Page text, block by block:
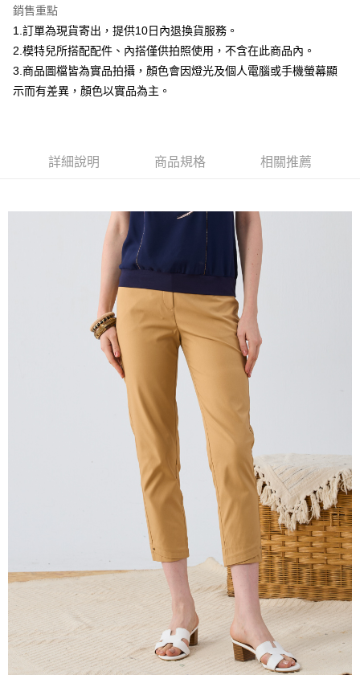
聯邦商業銀行
元大商業銀行
永豐商業銀行
台新國際商業銀行
中國信託商業銀行
台灣樂天信用卡公司
悠遊付
Google Pay
全盈+PAY
【大哥付你分期使用說明】
1.本服務由台灣大哥大提供，台灣大哥大用戶可立即使用無須另外申請。
成交易。
3.實際核准額度、可分期數及費用金額請依後續交易確認頁面所載為準。
4.訂單成立30分鐘內，如未前往確認交易或遇審核未通過，訂單將自動取
消。如遇「轉專審核」未通過狀況，表示未達大哥付你分期系統評分，恕無
1.分期款項不併入電信帳單，「大哥付你分期」於每月結算日後寄送繳費提
2.透過簡訊連結打開帳單後，可選擇「超商條碼／台灣大直營門市／銀行轉
帳／街口支付／iPASS MONEY」等通路繳費。
1.本服務係由「台灣大哥大股份有限公司」（以下簡稱本公司）所提供，讓
用戶於交易時，得透過本服務購買商品或服務，並由商店將買賣／分期付款
買賣價金債權讓與本公司後，依約使用本公司帳單繳交帳款。
2.基於同意付款使用「大哥付你分期」之契約關係目的，商店將以您的個人
資料（包含姓名、電話或地址）提供予台灣大哥大進項蒐集、處理及利用，
由本公司與您本人進行分期帳單所需資料之確認、核對及更正。
3.完整用戶服務條款，請詳閱以下連結：
https://oppay.tw/userRule
AFTEE先享後付
AFTEE先享後付是「在收到商品之後才付款」的支付方式。 讓您購物簡單
１．簡單：不需註冊會員、不需綁卡、不需儲值。
２．便利：只要手機號碼，簡訊認證，即可結帳。
３．安心：先確認商品／服務後，再付款。
【「AFTEE先享後付」結帳流程】
１．於結帳方式選擇「AFTEE先享後付」後，將跳轉至「AFTEE先享後付」
結帳頁面，進行簡訊認證並確認金額後，即可完成結帳。
２．訂單成立數日內，您將收到繳費通知簡訊。
３．收到繳費通知簡訊後14天內，點擊此簡訊中的連結，可透過四大超商／
ATM／網路銀行／等多元方式進行付款，方視為交易完成。
※ 請注意：結帳手續完成當下不需立刻繳費，但若您需要取消訂單，請聯絡
購買商品的店家。未經商家同意取消之訂單仍視為有效，需透過AFTEE先享
※ 交易是否成功請以「AFTEE先享後付 」之結帳頁面顯示為準，若有關於
是否繳費成功／繳費後需取消欲退款等相關疑問，請聯繫「AFTEE先享後付
https://netprotections.freshdesk.com/support/home
１．透過由恩沛科技股份有限公司提供之「AFTEE先享後付」服務完成之交
易，需依本服務之必要範圍內提供個人資料，並將交易相關給付款項請求債
權轉讓予恩沛科技股份有限公司。
２．關於個人資料處理事宜，請瀏覽以下網址：
https://aftee.tw/terms/#terms3
３．未成年的使用者請事先徵得法定代理人或監護人之同意方可使用
「AFTEE先享後付」，若未經同意申辦者引起之損失，本公司不負相關責
４．使用「AFTEE先享後付」時，將依據個別帳號之用戶狀況，依本公司即
時審查核予不同之上限額度；若仍有額度不足之情形，本公司將視審查結果
請求用戶進行身份認證。
５．嚴禁一人註冊多個帳號或使用他人資訊註冊。若發現惡意使用之情形，
每筆NT$120，滿NT$2,000(含以上)免運費
每筆NT$120，滿NT$2,000(含以上)免運費
每筆NT$120，滿NT$2,000(含以上)免運費
銷售重點
1.訂單為現貨寄出，提供10日內退換貨服務。
2.模特兒所搭配配件、內搭僅供拍照使用，不含在此商品內。
3.商品圖檔皆為實品拍攝，顏色會因燈光及個人電腦或手機螢幕顯
示而有差異，顏色以實品為主。
詳細說明 商品規格 相關推薦